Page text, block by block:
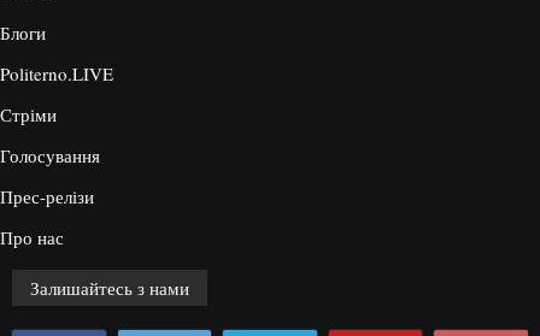
Блоги
Politerno.LIVE
Стріми
Голосування
Прес-релізи
Про нас
Залишайтесь з нами